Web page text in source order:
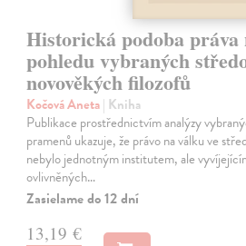
Historická podoba práva
pohledu vybraných
novověkých filozofů
Kočová Aneta| Kniha
Publikace prostřednictvím analýzy
pramenů ukazuje, že právo na válku ve
nebylo jednotným institutem, ale
ovlivněných…
Zasielame do 12 dní
13,19 €